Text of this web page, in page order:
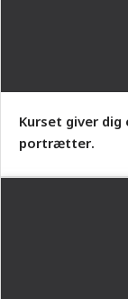
Kurset giver
portrætter.